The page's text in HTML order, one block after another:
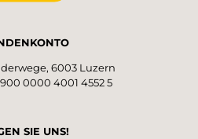
6003 Luzern
0000 4001 4552 5
SIE UNS!